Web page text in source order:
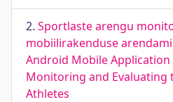
2. Sportlaste arengu
mobiilirakenduse
Android Mobile
Monitoring and Evaluating
Athletes